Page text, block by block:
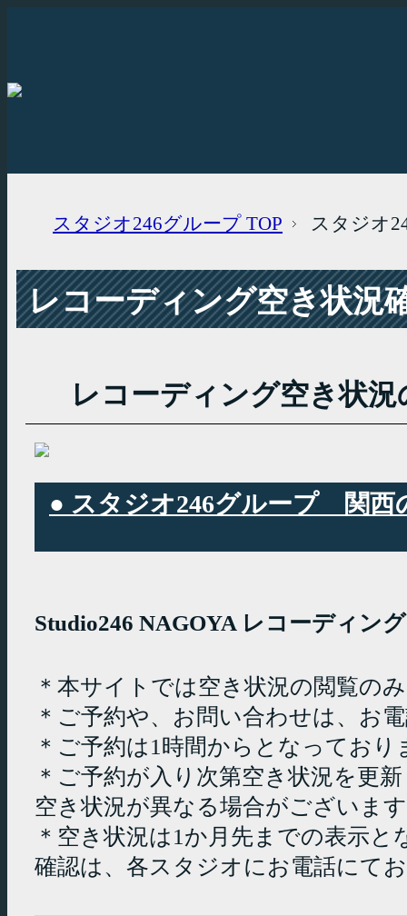
スタジオ246グループ TOP スタジオ
レコーディング空き状況
レコーディング空き状況
● スタジオ246グループ 関西
Studio246 NAGOYA レコーディン
＊本サイトでは空き状況の閲覧の
＊ご予約や、お問い合わせは、お
＊ご予約は1時間からとなっており
＊ご予約が入り次第空き状況を更
空き状況が異なる場合がございま
＊空き状況は1か月先までの表示
確認は、各スタジオにお電話にて